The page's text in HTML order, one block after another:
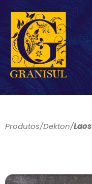
Produtos/Dekton/Laos